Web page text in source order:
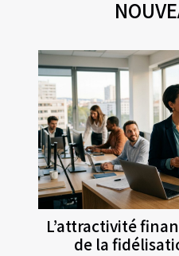
L’attractivité
de la